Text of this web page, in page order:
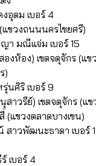
อุดม เบอร์ 4
แขวงถนนนครไชยศรี)
า มณีแจ่ม เบอร์ 15
งห้อง) เขตจตุจักร (แข
)
นศิริ เบอร์ 9
สาวรีย์) เขตจตุจักร (แ
(แขวงตลาดบางเขน)
สาวพัฒนะธาดา เบอร์ 1
เบอร์ 4